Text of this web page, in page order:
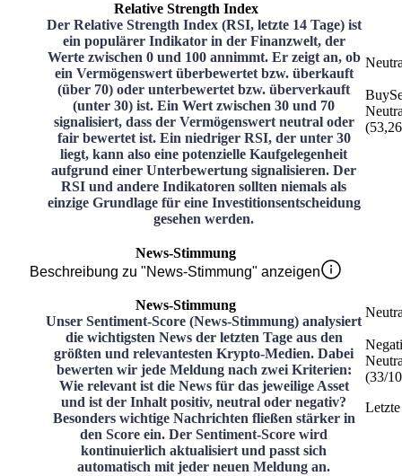
Relative Strength Index
Der Relative Strength Index (RSI, letzte 14 Tage) ist
ein populärer Indikator in der Finanzwelt, der
Werte zwischen 0 und 100 annimmt. Er zeigt an, ob
ein Vermögenswert überbewertet bzw. überkauft
(über 70) oder unterbewertet bzw. überverkauft
(unter 30) ist. Ein Wert zwischen 30 und 70
signalisiert, dass der Vermögenswert neutral oder
fair bewertet ist. Ein niedriger RSI, der unter 30
liegt, kann also eine potenzielle Kaufgelegenheit
aufgrund einer Unterbewertung signalisieren. Der
RSI und andere Indikatoren sollten niemals als
einzige Grundlage für eine Investitionsentscheidung
gesehen werden.
Buy
(53,26
News-Stimmung
Beschreibung zu "News-Stimmung" anzeigen
News-Stimmung
Unser Sentiment-Score (News-Stimmung) analysiert
die wichtigsten News der letzten Tage aus den
größten und relevantesten Krypto-Medien. Dabei
bewerten wir jede Meldung nach zwei Kriterien:
Wie relevant ist die News für das jeweilige Asset
und ist der Inhalt positiv, neutral oder negativ?
Besonders wichtige Nachrichten fließen stärker in
den Score ein. Der Sentiment-Score wird
kontinuierlich aktualisiert und passt sich
automatisch mit jeder neuen Meldung an.
(33/